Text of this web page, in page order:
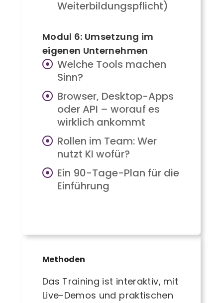
Weiterbildungspflicht)
Modul 6: Umsetzung im
eigenen Unternehmen
Welche Tools machen
Sinn?
Browser, Desktop-Apps
oder API – worauf es
wirklich ankommt
Rollen im Team: Wer
nutzt KI wofür?
Ein 90-Tage-Plan für die
Einführung
Methoden
Das Training ist interaktiv, mit
Live-Demos und praktischen